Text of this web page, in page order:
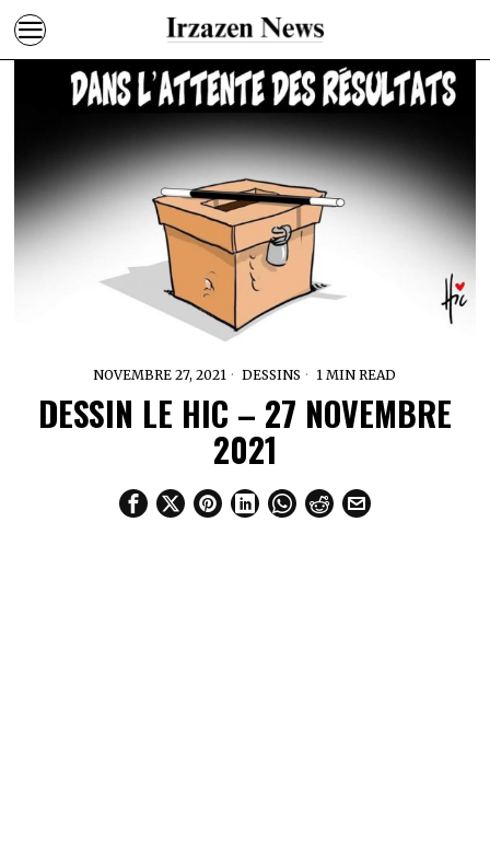
NOVEMBRE 27, 2021 DESSINS 1 MIN READ
DESSIN LE HIC – 27 NOVEMBRE
2021